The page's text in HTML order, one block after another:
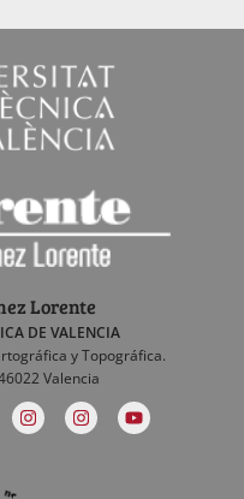
Lorente
DE VALENCIA
y Topográfica.
Valencia